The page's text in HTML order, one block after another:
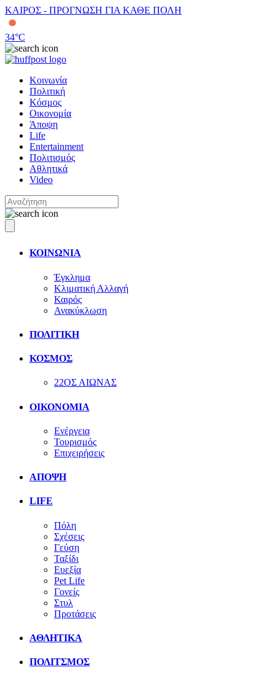
ΚΑΙΡΟΣ - ΠΡΟΓΝΩΣΗ ΓΙΑ ΚΑΘΕ ΠΟΛΗ
34°C
Κοινωνία
Πολιτική
Κόσμος
Οικονομία
Άποψη
Life
Entertainment
Πολιτισμός
Αθλητικά
Video
ΚΟΙΝΩΝΙΑ
Έγκλημα
Κλιματική Αλλαγή
Καιρός
Ανακύκλωση
ΠΟΛΙΤΙΚΗ
ΚΟΣΜΟΣ
22ΟΣ ΑΙΩΝΑΣ
ΟΙΚΟΝΟΜΙΑ
Ενέργεια
Τουρισμός
Επιχειρήσεις
ΑΠΟΨΗ
LIFE
Πόλη
Σχέσεις
Γεύση
Ταξίδι
Ευεξία
Pet Life
Γονείς
Στυλ
Προτάσεις
ΑΘΛΗΤΙΚΑ
ΠΟΛΙΤΣΜΟΣ